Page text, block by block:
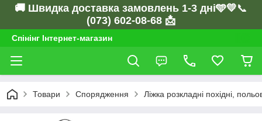
🚚 Швидка доставка замовлень 1-3 дні🩵💛📞
(073) 602-08-68 📩
Спінінг Інтернет-магазин
Товари Спорядження Ліжка розкладні похідні,